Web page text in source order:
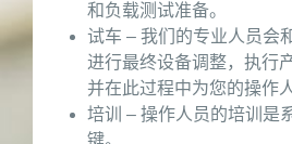
和负载测试准备。
试车 – 我们的专业人员会
进行最终设备调整，执行
并在此过程中为您的操作
培训 – 操作人员的培训是